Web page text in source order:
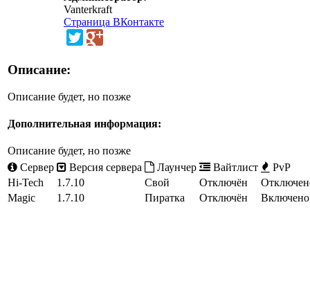
Vanterkraft
Страница ВКонтакте
Описание:
Описание будет, но позже
Дополнительная информация:
Описание будет, но позже
Сервер
Версия сервера Лаунчер Вайтлист
PvP
Hi-Tech
1.7.10 Свой Отключён
Magic
1.7.10 Пиратка Отключён Включено